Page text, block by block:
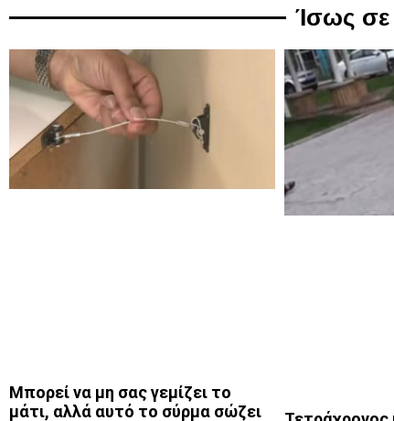
Ίσως σε
Μπορεί να μη σας γεμίζει το
μάτι, αλλά αυτό το σύρμα σώζει